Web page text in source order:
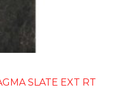
SLATE EXT RT